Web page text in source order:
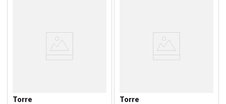
Torre Torre